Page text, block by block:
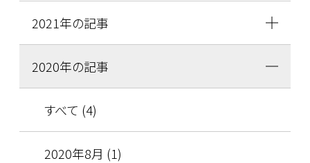
2021年の記事
2020年の記事
すべて (4)
2020年8月 (1)